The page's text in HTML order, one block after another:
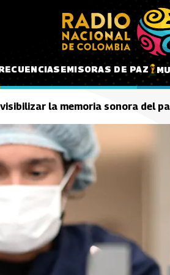
EMISORAS DE PAZ
la memoria sonora del